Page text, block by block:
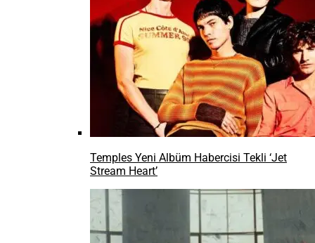
Temples Yeni Albüm Habercisi Tekli ‘Jet
Stream Heart’